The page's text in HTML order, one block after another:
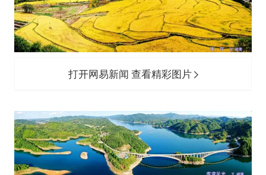
打开网易新闻 查看精彩图片